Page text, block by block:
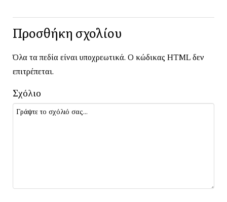
Προσθήκη σχολίου
Όλα τα πεδία είναι υποχρεωτικά. Ο κώδικας HTML δεν
επιτρέπεται.
Σχόλιο